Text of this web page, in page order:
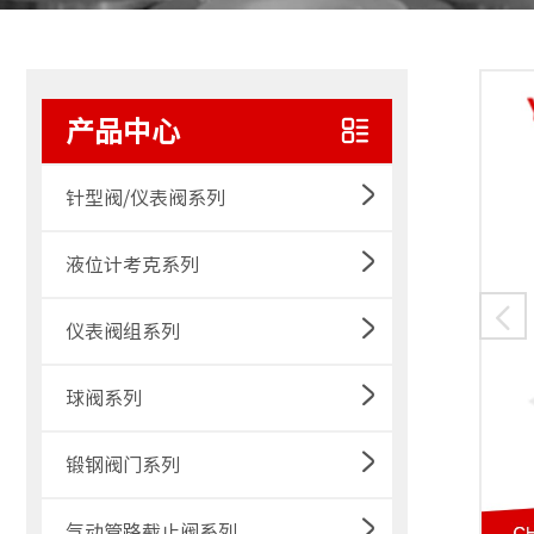
产品中心
针型阀/仪表阀系列
液位计考克系列
仪表阀组系列
球阀系列
锻钢阀门系列
